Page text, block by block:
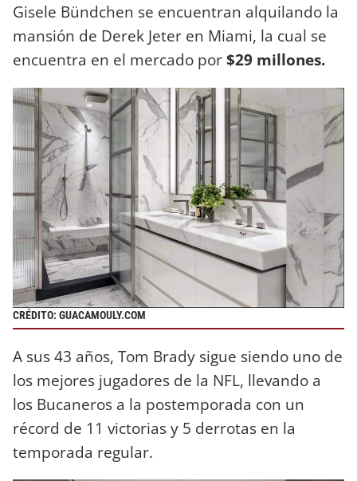
Gisele Bündchen se encuentran alquilando la
mansión de Derek Jeter en Miami, la cual se
encuentra en el mercado por$29 millones.
CRÉDITO: GUACAMOULY.COM
A sus 43 años, Tom Brady sigue siendo uno de
los mejores jugadores de la NFL, llevando a
los Bucaneros a la postemporada con un
récord de 11 victorias y 5 derrotas en la
temporada regular.